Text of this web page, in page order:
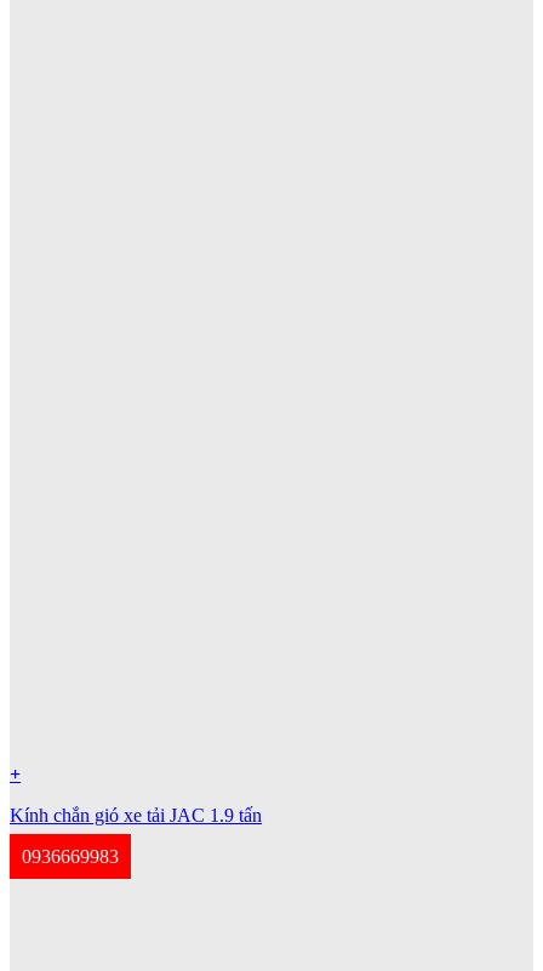
+
Kính chắn gió xe tải JAC 1.9 tấn
0936669983